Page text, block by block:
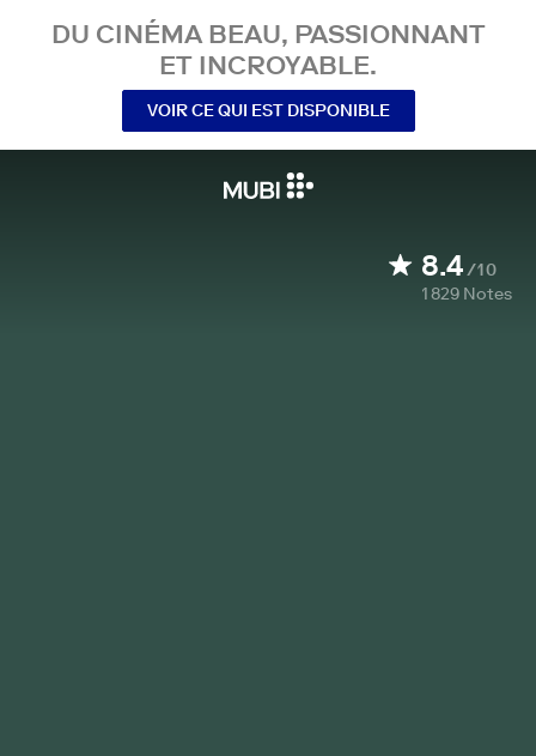
DU CINÉMA BEAU, PASSIONNANT
ET INCROYABLE.
VOIR CE QUI EST DISPONIBLE
8.4/10
1 829 Notes